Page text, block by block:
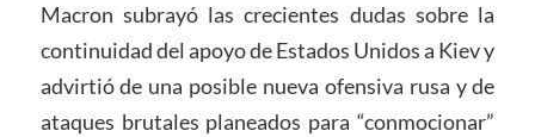
Macron subrayó las crecientes dudas sobre la
continuidad del apoyo de Estados Unidos a Kiev y
advirtió de una posible nueva ofensiva rusa y de
ataques brutales planeados para “conmocionar”